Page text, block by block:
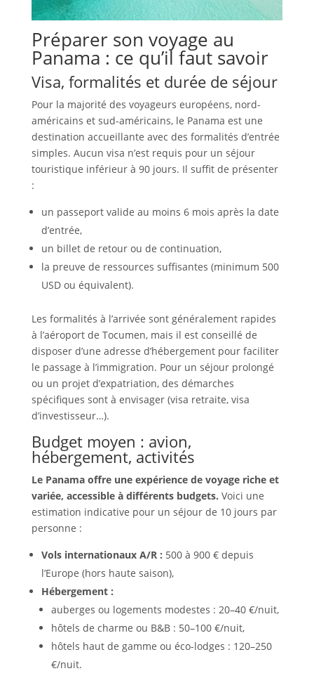
Préparer son voyage au
Panama : ce qu’il faut savoir
Visa, formalités et durée de séjour
Pour la majorité des voyageurs européens, nord-
américains et sud-américains, le Panama est une
destination accueillante avec des formalités d’entrée
simples. Aucun visa n’est requis pour un séjour
touristique inférieur à 90 jours. Il suffit de présenter
:
un passeport valide au moins 6 mois après la date
d’entrée,
un billet de retour ou de continuation,
la preuve de ressources suffisantes (minimum 500
USD ou équivalent).
Les formalités à l’arrivée sont généralement rapides
à l’aéroport de Tocumen, mais il est conseillé de
disposer d’une adresse d’hébergement pour faciliter
le passage à l’immigration. Pour un séjour prolongé
ou un projet d’expatriation, des démarches
spécifiques sont à envisager (visa retraite, visa
d’investisseur…).
Budget moyen : avion,
hébergement, activités
Le Panama offre une expérience de voyage riche et
variée, accessible à différents budgets. Voici une
estimation indicative pour un séjour de 10 jours par
personne :
Vols internationaux A/R : 500 à 900 € depuis
l’Europe (hors haute saison),
Hébergement :
auberges ou logements modestes : 20–40 €/nuit,
hôtels de charme ou B&B : 50–100 €/nuit,
hôtels haut de gamme ou éco-lodges : 120–250
€/nuit.